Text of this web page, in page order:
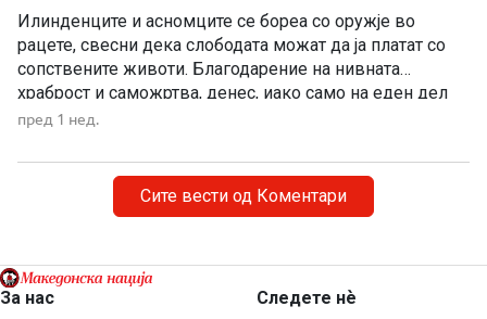
Илинденците и асномците се бореа со оружје во
рацете, свесни дека слободата можат да ја платат со
сопствените животи. Благодарение на нивната
храброст и саможртва, денес, иако само на еден дел
од Македонија, имаме сопствена држава, свој
македонското име. Нивниот аманет не е само да се
поклонуваме […]
пред 1 нед.
Сите вести од Коментари
За нас
Следете нѐ